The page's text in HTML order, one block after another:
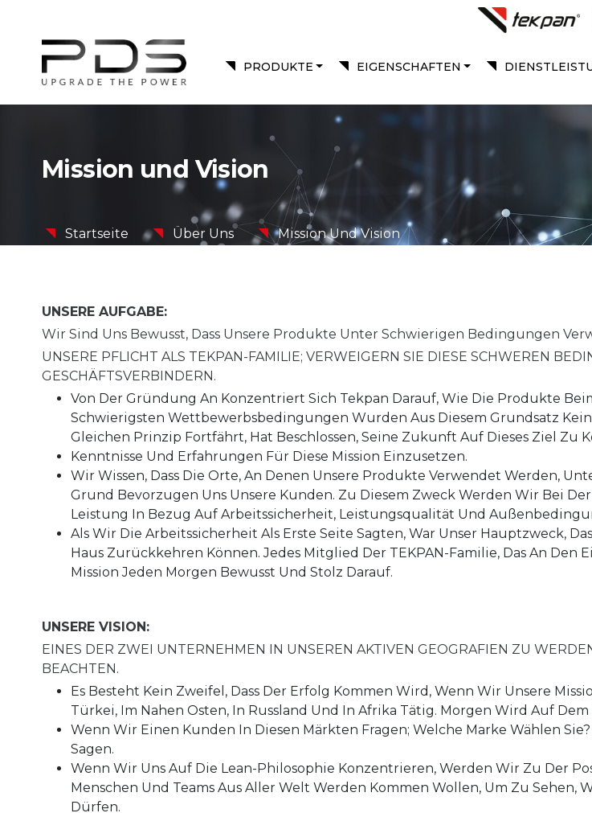
PRODUKTE EIGENSCHAFTEN
Mission und Vision
Startseite Über Uns Mission Und Vision
UNSERE AUFGABE:
Wir Sind Uns Bewusst, Dass Unsere Produkte Unter Schwierigen Bedingungen
UNSERE PFLICHT ALS TEKPAN-FAMILIE; VERWEIGERN SIE DIESE SCHWEREN
GESCHÄFTSVERBINDERN.
Von Der Gründung An Konzentriert Sich Tekpan Darauf, Wie Die Produkte
Schwierigsten Wettbewerbsbedingungen Wurden Aus Diesem Grundsatz
Gleichen Prinzip Fortfährt, Hat Beschlossen, Seine Zukunft Auf Dieses Ziel Zu
Kenntnisse Und Erfahrungen Für Diese Mission Einzusetzen.
Wir Wissen, Dass Die Orte, An Denen Unsere Produkte Verwendet Werden,
Grund Bevorzugen Uns Unsere Kunden. Zu Diesem Zweck Werden Wir Bei
Leistung In Bezug Auf Arbeitssicherheit, Leistungsqualität Und
Als Wir Die Arbeitssicherheit Als Erste Seite Sagten, War Unser Hauptzweck,
Haus Zurückkehren Können. Jedes Mitglied Der TEKPAN-Familie, Das An
Mission Jeden Morgen Bewusst Und Stolz Darauf.
UNSERE VISION:
EINES DER ZWEI UNTERNEHMEN IN UNSEREN AKTIVEN GEOGRAFIEN ZU
BEACHTEN.
Es Besteht Kein Zweifel, Dass Der Erfolg Kommen Wird, Wenn Wir Unsere
Türkei, Im Nahen Osten, In Russland Und In Afrika Tätig. Morgen Wird Auf
Wenn Wir Einen Kunden In Diesen Märkten Fragen; Welche Marke Wählen
Sagen.
Wenn Wir Uns Auf Die Lean-Philosophie Konzentrieren, Werden Wir Zu Der
Menschen Und Teams Aus Aller Welt Werden Kommen Wollen, Um Zu Sehen,
Dürfen.